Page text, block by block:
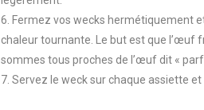
6. Fermez vos wecks hermétiquement
chaleur tournante. Le but est que l’œuf
sommes tous proches de l’œuf dit «
7. Servez le weck sur chaque assiette